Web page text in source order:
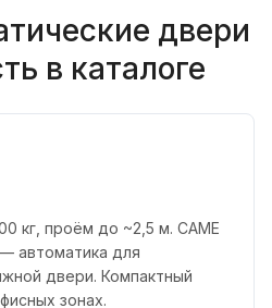
двери
в каталоге
кг, проём до ~2,5 м. CAME
— автоматика для
двери. Компактный
зонах.